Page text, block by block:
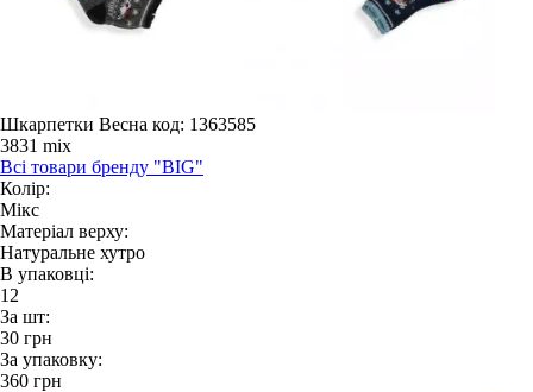
Шкарпетки Весна код: 1363585
3831 mix
Всі товари бренду "BIG"
Колір:
Мікс
Матеріал верху:
Натуральне хутро
В упаковці:
12
За шт:
30 грн
За упаковку:
360 грн